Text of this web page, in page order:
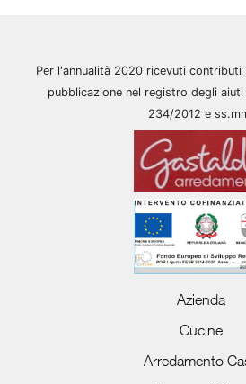
Per l'annualità 2020 ricevuti
pubblicazione nel registro degli
234/2012 e
Azienda
Cucine
Arredamento